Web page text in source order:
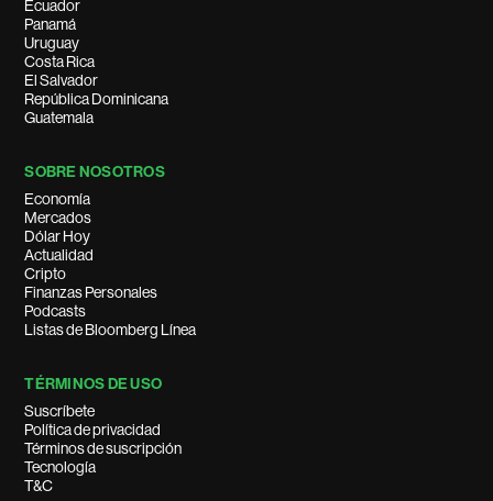
Ecuador
Panamá
Uruguay
Costa Rica
El Salvador
República Dominicana
Guatemala
SOBRE NOSOTROS
Economía
Mercados
Dólar Hoy
Actualidad
Cripto
Finanzas Personales
Podcasts
Listas de Bloomberg Línea
TÉRMINOS DE USO
Suscríbete
Política de privacidad
Términos de suscripción
Tecnología
T&C